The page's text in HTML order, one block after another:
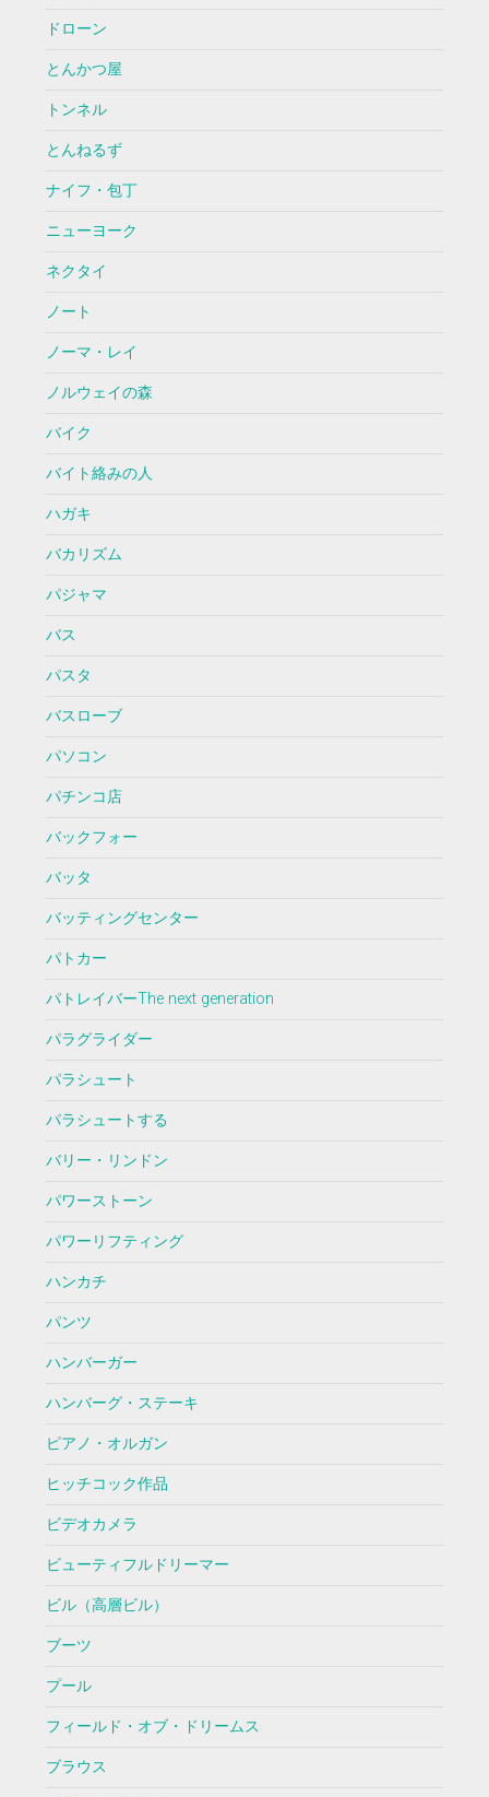
ドローン
とんかつ屋
トンネル
とんねるず
ナイフ・包丁
ニューヨーク
ネクタイ
ノート
ノーマ・レイ
ノルウェイの森
バイク
バイト絡みの人
ハガキ
バカリズム
パジャマ
バス
パスタ
バスローブ
パソコン
パチンコ店
バックフォー
バッタ
バッティングセンター
パトカー
パトレイバーThe next generation
パラグライダー
パラシュート
パラシュートする
バリー・リンドン
パワーストーン
パワーリフティング
ハンカチ
パンツ
ハンバーガー
ハンバーグ・ステーキ
ピアノ・オルガン
ヒッチコック作品
ビデオカメラ
ビューティフルドリーマー
ビル（高層ビル）
ブーツ
プール
フィールド・オブ・ドリームス
ブラウス